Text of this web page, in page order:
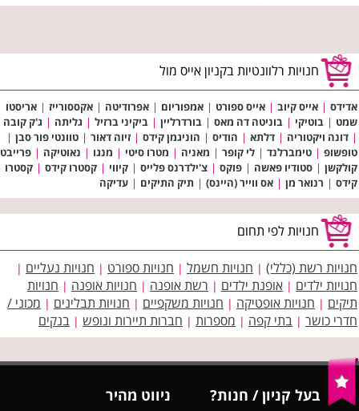
חנויות רלוונטיות בקניון אייס מול
אדידס | אייס קיוב | אייס ספורט | אמפוריום | אפרודיטה | אקססורייז | אריסטו
שמט | בוטיקי | בוניטה דה מאס | בורדרליין | ביקיני ברזיל | גליתה | ג'ק קובה
| דונה ויקטוריה | דלתא | הודיס | הוניגמן קידס | זיוה דאור | טוונטי פור סבן |
טופשופ | טימברלנד | לי קופר | מאניה | מטרו סיטי | מנגו | נאוטיקה | פרייבט
קולקשן | סטודיו פאשה | פוקס | צ'ילדרנס פלייס | קיווי | קסטרו קידס | קסטרו
קידס | רנואר מן | אס ווייר (היינס) | תיק התיקים | עדיקה
חנויות לפי תחום
חנויות רשת (כללי) | חנויות חשמל | חנויות ספורט | חנויות נעליים |
חנויות ילדים | אופנת ילדים | רשת אופנה | חנויות אופנה | חנויות
תיקים | חנויות אופטיקה | חנויות משקפיים | חנויות תבלינים | מכוני /
חדרי כושר | בתי קפה | מספרות | חברות תיירות ונופש | בנקים
בעל קניון / חנות?
ניווט מהיר